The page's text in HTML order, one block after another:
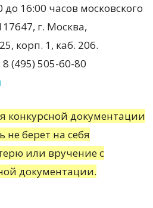
16:00 часов московского
г. Москва,
корп. 1, каб. 206.
(495) 505-60-80
конкурсной документации
не берет на себя
или вручение с
документации.